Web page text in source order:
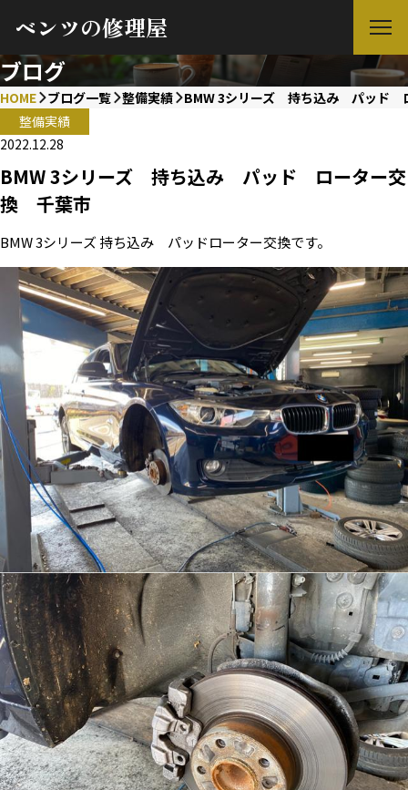
ベンツの修理屋
ブログ
HOME ブログ一覧 整備実績
BMW 3シリーズ 持ち込み パッド
整備実績
2022.12.28
BMW 3シリーズ 持ち込み パッド ローター交
換 千葉市
BMW 3シリーズ 持ち込み パッドローター交換です。